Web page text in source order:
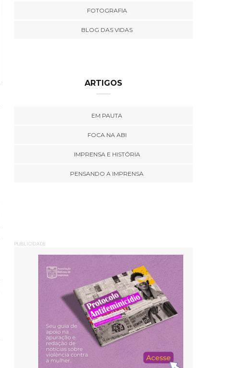
FOTOGRAFIA
BLOG DAS VIDAS
ARTIGOS
EM PAUTA
FOCA NA ABI
IMPRENSA E HISTÓRIA
PENSANDO A IMPRENSA
PUBLICIDADE